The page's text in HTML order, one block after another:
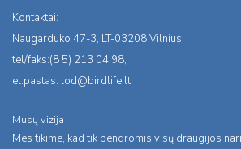
Kontaktai:
Naugarduko 47-3, LT-03208 Vilnius,
tel/faks:(8 5) 213 04 98,
el.pastas: lod@birdlife.lt
Mūsų vizija
Mes tikime, kad tik bendromis visų draugijos